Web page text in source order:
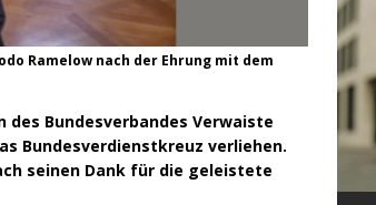
Ramelow nach der Ehrung mit dem
des Bundesverbandes Verwaiste
Bundesverdienstkreuz verliehen.
seinen Dank für die geleistete